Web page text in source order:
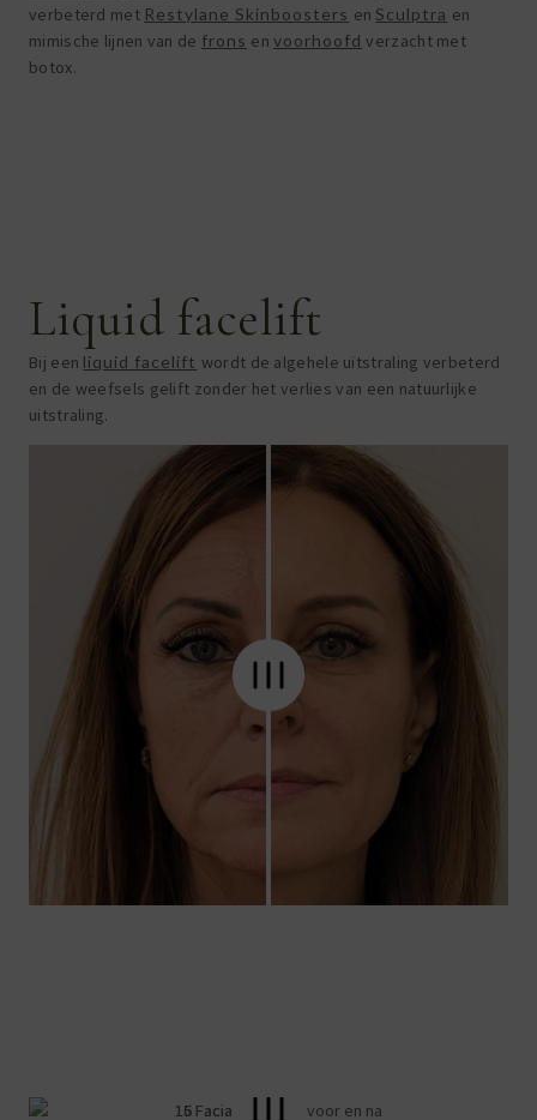
verbeterd met Restylane Skinboosters en Sculptra en
mimische lijnen van de frons envoorhoofd verzacht met
botox.
Liquid facelift
Bij een liquid facelift wordt de algehele uitstraling verbeterd
en de weefsels gelift zonder het verlies van een natuurlijke
uitstraling.